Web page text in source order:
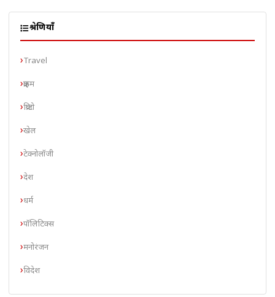
श्रेणियाँ
Travel
क्राइम
क्रिप्टो
खेल
टेक्नोलॉजी
देश
धर्म
पॉलिटिक्स
मनोरंजन
विदेश